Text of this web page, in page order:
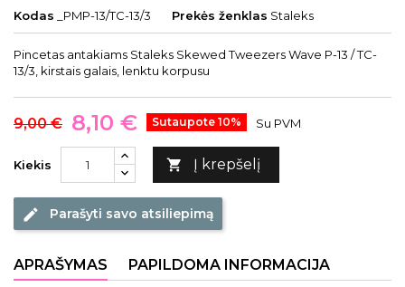
Kodas _PMP-13/TC-13/3 Prekės ženklas Staleks
Pincetas antakiams Staleks Skewed Tweezers Wave P-13 / TC-
13/3, kirstais galais, lenktu korpusu
9,00 € 8,10 € Sutaupote 10% Su PVM
Kiekis  Į krepšelį
edit Parašyti savo atsiliepimą
APRAŠYMAS PAPILDOMA INFORMACIJA